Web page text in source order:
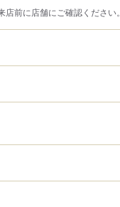
前に店舗にご確認ください。